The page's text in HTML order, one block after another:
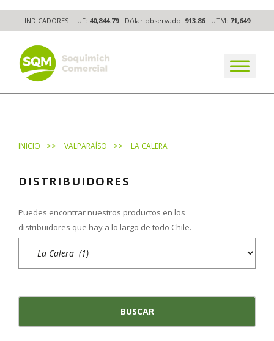
to
content
INDICADORES: UF: 40,844.79 Dólar observado: 913.86 UTM: 71,649
The worldwide business formula
INICIO >> VALPARAÍSO >> LA CALERA
DISTRIBUIDORES
Puedes encontrar nuestros productos en los
distribuidores que hay a lo largo de todo Chile.